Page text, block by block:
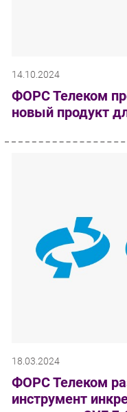
14.10.2024
ФОРС Телеком
новый продукт
18.03.2024
ФОРС Телеком
инструмент